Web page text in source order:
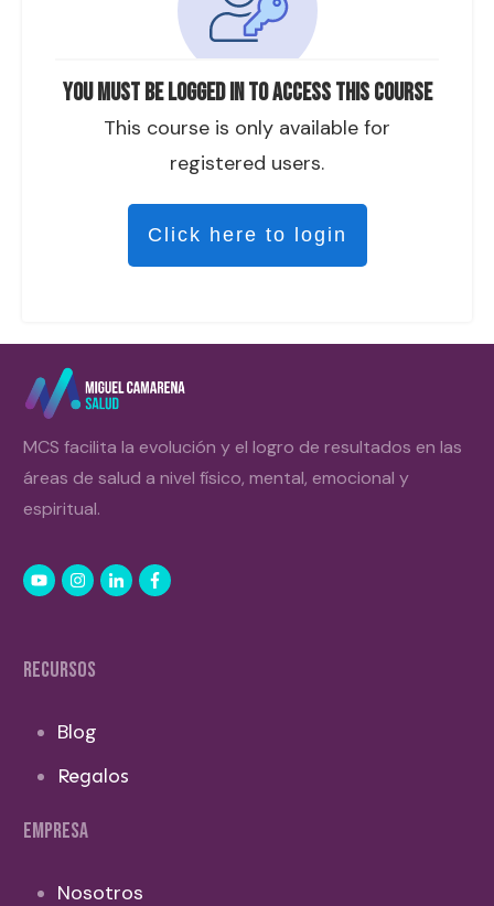
You must be logged in to access this course
This course is only available for
registered users.
Click here to login
MCS facilita la evolución y el logro de resultados en las
áreas de salud a nivel físico, mental, emocional y
espiritual.
RECURSOS
Blog
Regalos
EMPRESA
Nosotros